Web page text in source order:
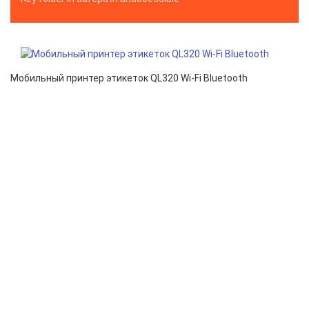
Мобильный принтер этикеток QL320 Wi-Fi Bluetooth